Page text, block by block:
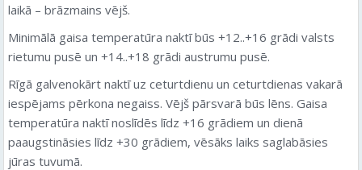
laikā – brāzmains vējš.
Minimālā gaisa temperatūra naktī būs +12..+16 grādi valsts
rietumu pusē un +14..+18 grādi austrumu pusē.
Rīgā galvenokārt naktī uz ceturtdienu un ceturtdienas vakarā
iespējams pērkona negaiss. Vējš pārsvarā būs lēns. Gaisa
temperatūra naktī noslīdēs līdz +16 grādiem un dienā
paaugstināsies līdz +30 grādiem, vēsāks laiks saglabāsies
jūras tuvumā.